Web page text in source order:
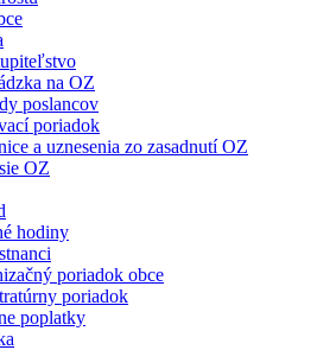
na OZ
poslancov
poriadok
a uznesenia zo zasadnutí OZ
OZ
hodiny
poriadok obce
poriadok
poplatky